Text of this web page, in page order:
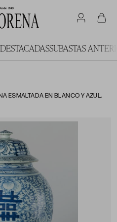
SUBASTAS
ESMALTADA EN BLANCO Y AZUL,